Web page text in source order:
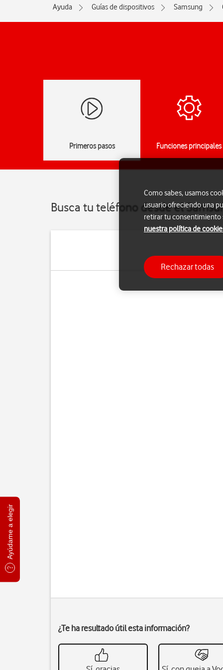
Ayúdame a elegir
Ayuda Guías de dispositivos Samsung
Primeros pasos Funciones principales
Busca tu teléfono desde el
Si
¿Te ha resultado útil esta información?
Como sabes, usamos
usuario ofreciendo una
retirar tu consentimiento
nuestra política de
Rechazar todas